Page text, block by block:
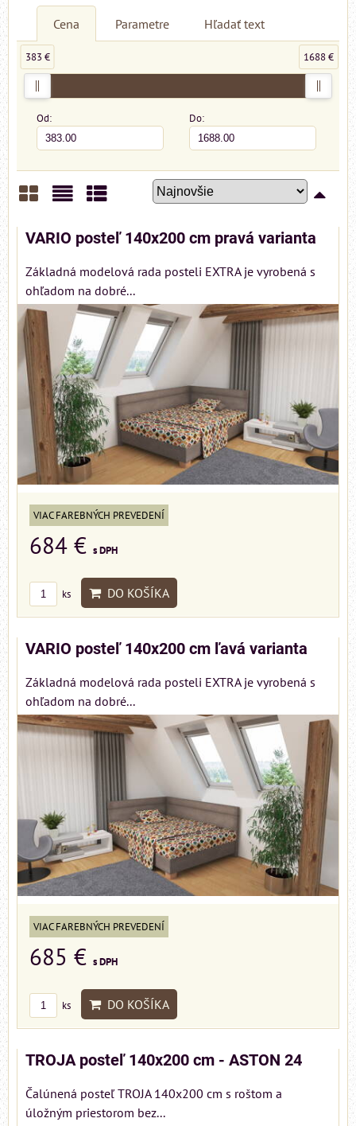
Cena Parametre Hľadať text
Od: Do:
383 € 1688 €
Mriežka
VARIO posteľ 140x200 cm pravá varianta
Základná modelová rada posteli EXTRA je vyrobená s
ohľadom na dobré...
VIAC FAREBNÝCH PREVEDENÍ
684 € s DPH
ks DO KOŠÍKA
VARIO posteľ 140x200 cm ľavá varianta
Základná modelová rada posteli EXTRA je vyrobená s
ohľadom na dobré...
VIAC FAREBNÝCH PREVEDENÍ
685 € s DPH
ks DO KOŠÍKA
TROJA posteľ 140x200 cm - ASTON 24
Čalúnená posteľ TROJA 140x200 cm s roštom a
úložným priestorom bez...